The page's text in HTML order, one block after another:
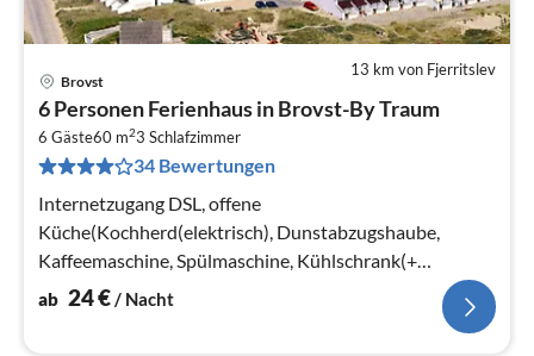
13 km von Fjerritslev
Brovst
6 Personen Ferienhaus in Brovst-By Traum
6 Gäste60 m23 Schlafzimmer
34 Bewertungen
Internetzugang DSL, offene
Küche(Kochherd(elektrisch), Dunstabzugshaube,
Kaffeemaschine, Spülmaschine, Kühlschrank(+
Gefrierfach)), Wohn-/Schlafzimmer(TV(dänische
ab 24€/ Nacht